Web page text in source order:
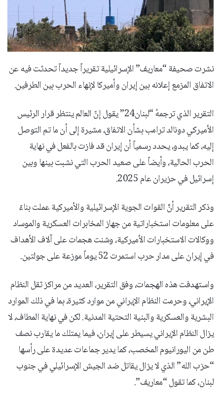
نشرت صحيفة “معاريف” الإسرائيلية تقريراً جديداً تحدثت فيه عن
الاتفاق المزمع إعلانه بين إيران وأميركا لإنهاء الحرب بين الطرفين.
التقرير الذي ترجمهُ “لبنان24” يقول إنّ العالم ينتظر قرار الرئيس
الأميركي دونالد ترامب بشأن الاتفاق، مشيرة إلى أن ما تم التوصل
إليه، كما يبدو، يحدد رسمياً أن إيران قد فازت بالفعل في نهاية
الحرب الحالية، وأيضاً على صعيد الحرب التي نشبت بينها وبين
إسرائيل في حزيران عام 2025.
وذكر التقرير أنَّ القوات الجوية الإسرائيلية والأميركية عملت بناءً
على معلومات استخباراتية من جهاز المخابرات العسكرية والموساد
ووكالات الاستخبارات الأميركية، وشنت هجمات على آلاف الأهداف
في إيران على مدار حرب استمرت 52 يوماً موزعة على جولتين.
واستهدفت هذه الهجمات، وفق التقرير، العديد من مراكز ثقل النظام
الإيراني، وحرمت النظام الإيراني من موارد كثيرة، بما في ذلك الموارد
البشرية والعسكرية والبنية التحتية المدنية. لكن في نهاية المطاف، لا
يزال النظام الإيراني يسيطر على إيران، فيما يمتلك ما يقارب نصف
طن من اليورانيوم المخصب، كما يدير جماعات عديدة على رأسها
“حزب الله” الذي لا يزال يقاتل ضد الجيش الإسرائيلي في جنوب
لبنان، كما تقول “معاريف”.